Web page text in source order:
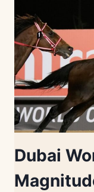
Dubai